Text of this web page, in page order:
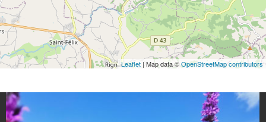
Leaflet | Map data ©OpenStreetMap contributors